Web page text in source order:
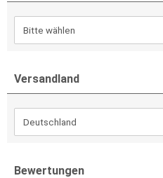
Versandland
Bewertungen